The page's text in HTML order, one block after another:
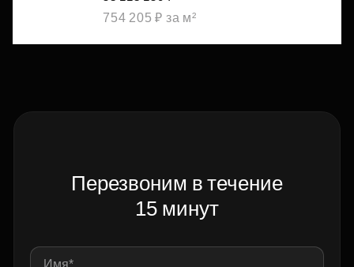
754 205 ₽ за м²
Перезвоним в течение
15 минут